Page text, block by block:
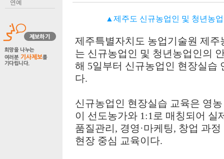
연예
▲제주도 신규농업인 및 청년농
제주특별자치도 농업기술원 제주
는 신규농업인 및 청년농업인의
해 5일부터 신규농업인 현장실습
다.
신규농업인 현장실습 교육은 영
이 선도농가와 1:1 로 매칭되어 실
품질관리 , 경영 ·마케팅, 창업 과
현장 중심 교육이다.